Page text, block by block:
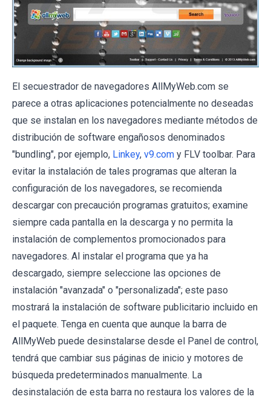
El secuestrador de navegadores AllMyWeb.com se
parece a otras aplicaciones potencialmente no deseadas
que se instalan en los navegadores mediante métodos de
distribución de software engañosos denominados
"bundling", por ejemplo, Linkey, v9.com y FLV toolbar. Para
evitar la instalación de tales programas que alteran la
configuración de los navegadores, se recomienda
descargar con precaución programas gratuitos; examine
siempre cada pantalla en la descarga y no permita la
instalación de complementos promocionados para
navegadores. Al instalar el programa que ya ha
descargado, siempre seleccione las opciones de
instalación "avanzada" o "personalizada"; este paso
mostrará la instalación de software publicitario incluido en
el paquete. Tenga en cuenta que aunque la barra de
AllMyWeb puede desinstalarse desde el Panel de control,
tendrá que cambiar sus páginas de inicio y motores de
búsqueda predeterminados manualmente. La
desinstalación de esta barra no restaura los valores de la